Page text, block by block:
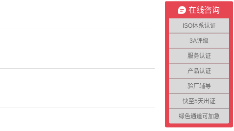
在线咨询
ISO体系认证
3A评级
服务认证
产品认证
验厂辅导
快至5天出证
绿色通道可加急